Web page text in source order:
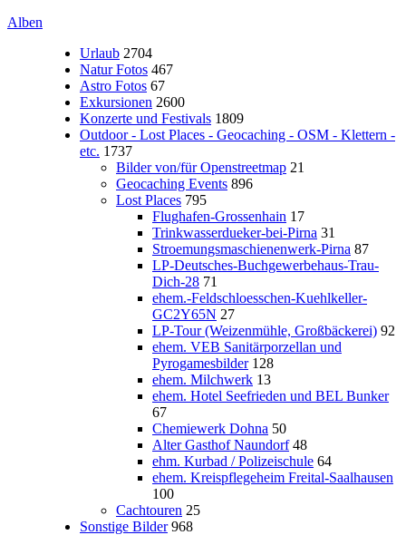
Alben
Urlaub 2704
Natur Fotos 467
Astro Fotos 67
Exkursionen 2600
Konzerte und Festivals 1809
Outdoor - Lost Places - Geocaching - OSM - Klettern -
etc. 1737
Bilder von/für Openstreetmap 21
Geocaching Events 896
Lost Places 795
Flughafen-Grossenhain 17
Trinkwasserdueker-bei-Pirna 31
Stroemungsmaschienenwerk-Pirna 87
LP-Deutsches-Buchgewerbehaus-Trau-
Dich-28 71
ehem.-Feldschloesschen-Kuehlkeller-
GC2Y65N 27
LP-Tour (Weizenmühle, Großbäckerei) 92
ehem. VEB Sanitärporzellan und
Pyrogamesbilder 128
ehem. Milchwerk 13
ehem. Hotel Seefrieden und BEL Bunker
67
Chemiewerk Dohna 50
Alter Gasthof Naundorf 48
ehm. Kurbad / Polizeischule 64
ehem. Kreispflegeheim Freital-Saalhausen
100
Cachtouren 25
Sonstige Bilder 968